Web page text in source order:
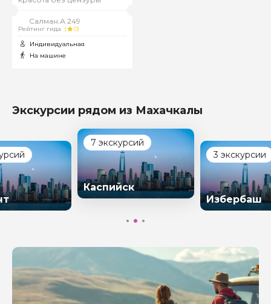
Салман.А 249
Рейтинг гида (
0)
Индивидуальная
На машине
Экскурсии рядом из Махачкалы
7 экскурсий
Каспийск
3 экскурсии
Избербаш